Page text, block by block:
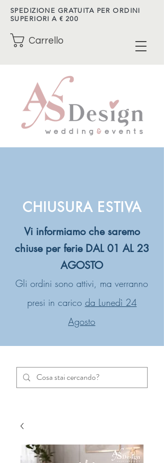
SPEDIZIONE GRATUITA PER ORDINI
SUPERIORI A € 200
Carrello
CHIUSURA ESTIVA
Vi informiamo che saremo
chiuse per ferie DAL 01 AL 23
AGOSTO
Gli ordini sono attivi, ma verranno
presi in carico da Lunedì 24
Agosto